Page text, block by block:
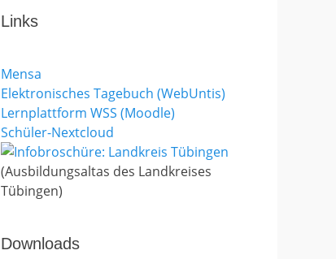
Links
Mensa
Elektronisches Tagebuch (WebUntis)
Lernplattform WSS (Moodle)
Schüler-Nextcloud
(Ausbildungsaltas des Landkreises
Tübingen)
Downloads